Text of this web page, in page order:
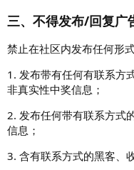
三、不得发布/回复广
禁止在社区内发布任何形
1. 发布带有任何有联系方
非真实性中奖信息；
2. 发布任何带有联系方式
信息；
3. 含有联系方式的黑客、